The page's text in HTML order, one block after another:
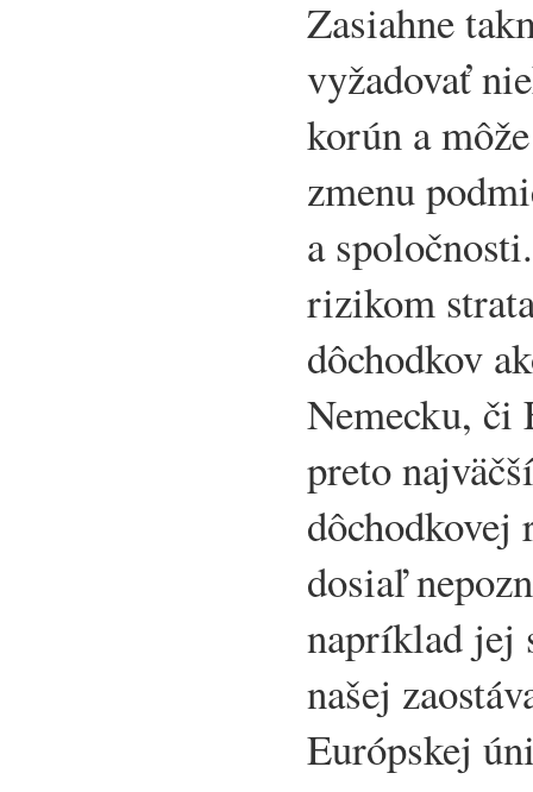
Zasiahne
vyžadovať
korún a
zmenu
a
rizikom
dôchodkov
Nemecku, či
preto
dosiaľ
napríklad jej
našej
Európskej